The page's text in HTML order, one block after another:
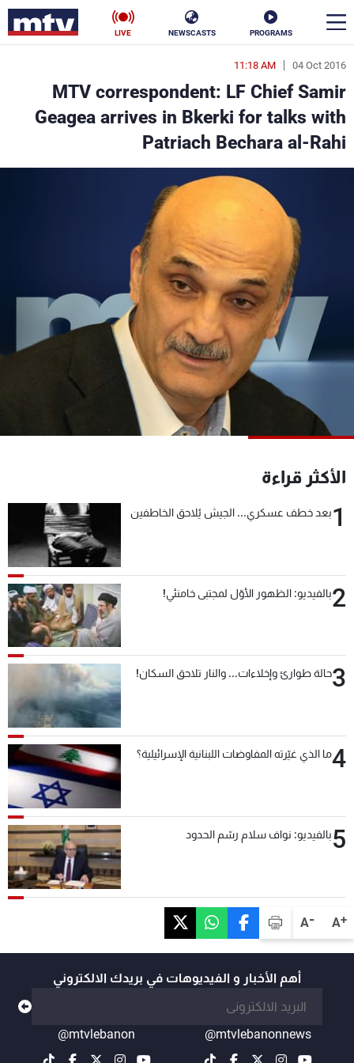
PROGRAMS
NEWSCASTS
LIVE
A+
A-
04 Oct 2016
11:18 AM
MTV correspondent: LF Chief Samir
Geagea arrives in Bkerki for talks with
Patriach Bechara al-Rahi
الأكثر قراءة
1بعد خطف عسكري... الجيش يُلاحق الخاطفين
2بالفيديو: الظهور الأوّل لمجتبى خامنئي!
3حالة طوارئ وإخلاءات... والنار تلاحق السكان!
4ما الذي غيّرته المفاوضات اللبنانية الإسرائيلية؟
5بالفيديو: نواف سلام رسّم الحدود
أهم الأخبار و الفيديوهات في بريدك الالكتروني
@mtvlebanonnews
@mtvlebanon
en
الأخبار
سياسة ناس
منوعات رياضة
كأس العالم
البرامج
جدول البرامج
شاهد البرامج
لاعلاناتكم